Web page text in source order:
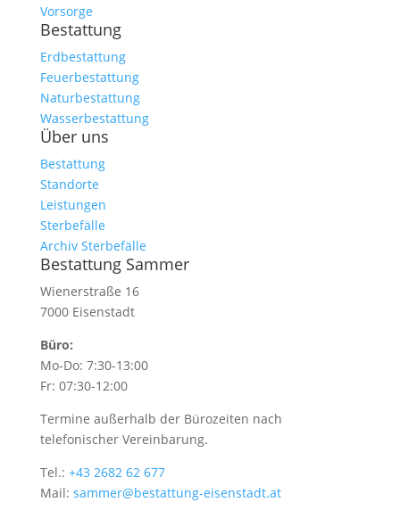
Vorsorge
Bestattung
Erdbestattung
Feuerbestattung
Naturbestattung
Wasserbestattung
Über uns
Bestattung
Standorte
Leistungen
Sterbefälle
Archiv Sterbefälle
Bestattung Sammer
Wienerstraße 16
7000 Eisenstadt
Büro:
Mo-Do: 7:30-13:00
Fr: 07:30-12:00
Termine außerhalb der Bürozeiten nach
telefonischer Vereinbarung.
Tel.: +43 2682 62 677
Mail: sammer@bestattung-eisenstadt.at